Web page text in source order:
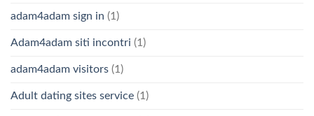
adam4adam sign in (1)
Adam4adam siti incontri (1)
adam4adam visitors (1)
Adult dating sites service (1)